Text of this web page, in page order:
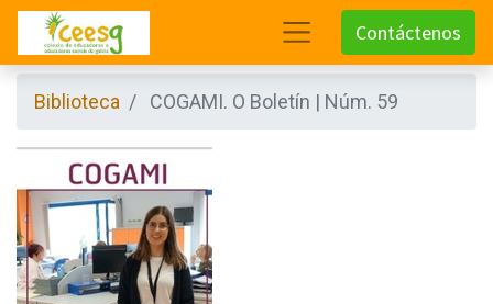
Contáctenos
Biblioteca COGAMI. O Boletín | Núm. 59